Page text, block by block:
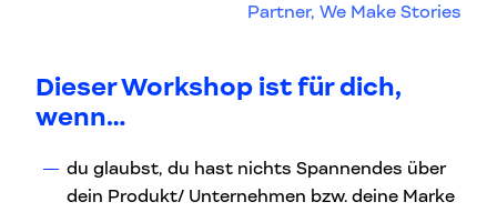
Partner, We Make Stories
Dieser Workshop ist für dich,
wenn…
du glaubst, du hast nichts Spannendes über
dein Produkt/ Unternehmen bzw. deine Marke